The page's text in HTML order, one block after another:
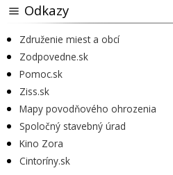
Odkazy
Združenie miest a obcí
Zodpovedne.sk
Pomoc.sk
Ziss.sk
Mapy povodňového ohrozenia
Spoločný stavebný úrad
Kino Zora
Cintoríny.sk